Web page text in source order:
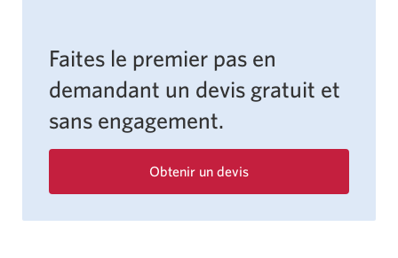
Faites le premier pas en
demandant un devis gratuit et
sans engagement.
Obtenir un devis
voyage